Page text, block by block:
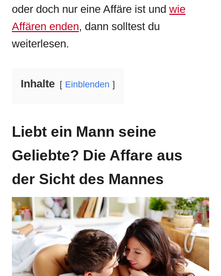
oder doch nur eine Affäre ist und wie
Affären enden, dann solltest du
weiterlesen.
Inhalte Einblenden
Liebt ein Mann seine
Geliebte? Die Affare aus
der Sicht des Mannes